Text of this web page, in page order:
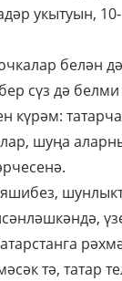
укытуын,
белән
сүз дә
күрәм:
шуңа
тә, татар